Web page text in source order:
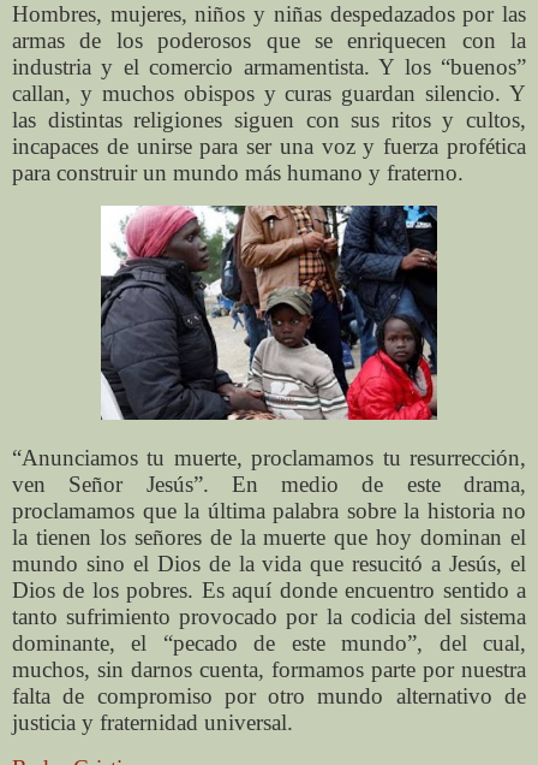
Hombres, mujeres, niños y niñas despedazados por las
armas de los poderosos que se enriquecen con la
industria y el comercio armamentista. Y los “buenos”
callan, y muchos obispos y curas guardan silencio. Y
las distintas religiones siguen con sus ritos y cultos,
incapaces de unirse para ser una voz y fuerza profética
para construir un mundo más humano y fraterno.
“Anunciamos tu muerte, proclamamos tu resurrección,
ven Señor Jesús”. En medio de este drama,
proclamamos que la última palabra sobre la historia no
la tienen los señores de la muerte que hoy dominan el
mundo sino el Dios de la vida que resucitó a Jesús, el
Dios de los pobres. Es aquí donde encuentro sentido a
tanto sufrimiento provocado por la codicia del sistema
dominante, el “pecado de este mundo”, del cual,
muchos, sin darnos cuenta, formamos parte por nuestra
falta de compromiso por otro mundo alternativo de
justicia y fraternidad universal.